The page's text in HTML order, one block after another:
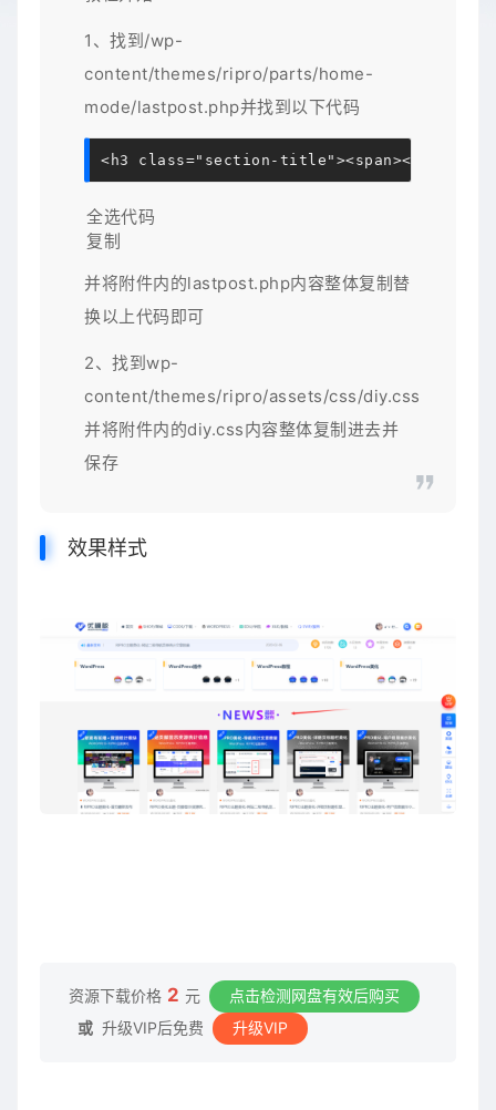
1、找到/wp-
content/themes/ripro/parts/home-
mode/lastpost.php并找到以下代码
< h3 class="section-title" ><span><
全选代码
复制
并将附件内的lastpost.php内容整体复制替
换以上代码即可
2、找到wp-
content/themes/ripro/assets/css/diy.css
并将附件内的diy.css内容整体复制进去并
保存
效果样式
资源下载价格 2 元
点击检测网盘有效后购买
或 升级VIP后免费 升级VIP